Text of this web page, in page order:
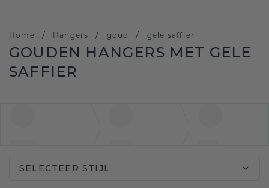
Home / Hangers / goud / gele saffier
GOUDEN HANGERS MET GELE
SAFFIER
SELECTEER STIJL